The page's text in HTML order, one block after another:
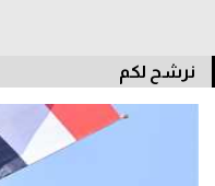
نرشح لكم